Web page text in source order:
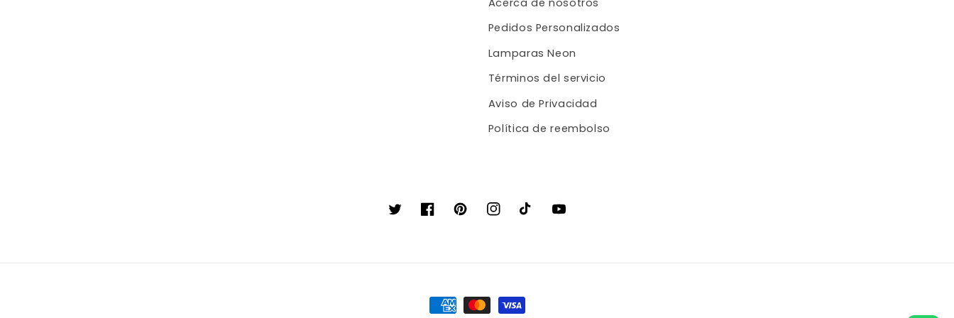
Acerca de nosotros
Pedidos Personalizados
Lamparas Neon
Términos del servicio
Aviso de Privacidad
Política de reembolso
TwitterFacebookPinterestInstagramTikTokYouTube
Formas